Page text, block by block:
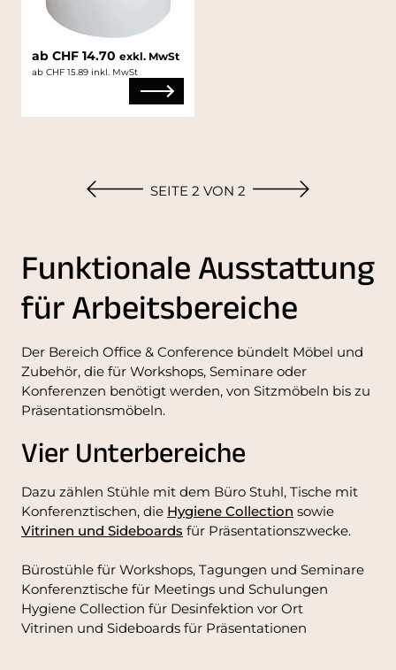
ab CHF 14.70 exkl. MwSt
ab CHF 15.89 inkl. MwSt
SEITE 2 VON 2
Funktionale Ausstattung
für Arbeitsbereiche
Der Bereich Office & Conference bündelt Möbel und
Zubehör, die für Workshops, Seminare oder
Konferenzen benötigt werden, von Sitzmöbeln bis zu
Präsentationsmöbeln.
Vier Unterbereiche
Dazu zählen Stühle mit dem Büro Stuhl, Tische mit
Konferenztischen, die Hygiene Collection sowie
Vitrinen und Sideboards für Präsentationszwecke.
Bürostühle für Workshops, Tagungen und Seminare
Konferenztische für Meetings und Schulungen
Hygiene Collection für Desinfektion vor Ort
Vitrinen und Sideboards für Präsentationen